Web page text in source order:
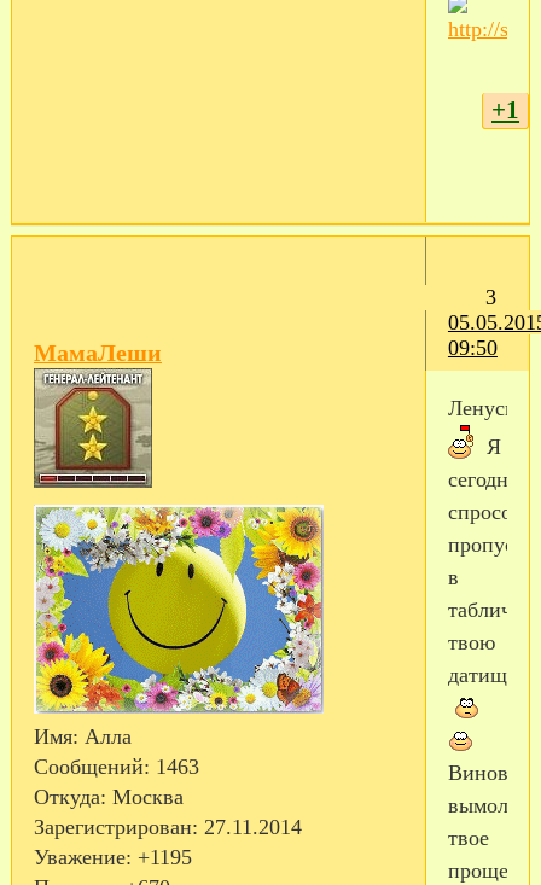
+1
3
09:50
МамаЛеши
Имя: Алла
Сообщений: 1463
Откуда: Москва
Зарегистрирован: 27.11.2014
Уважение: +1195
Ленусик
Я
сегодня
в
табличке
твою
датищу
вымолить
твое
прощение